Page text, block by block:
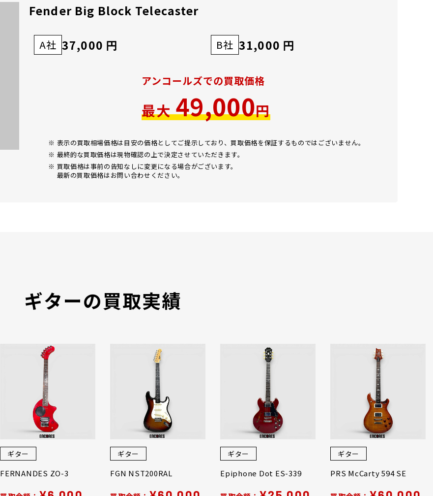
Fender Big Block Telecaster
A社 37,000 円 B社 31,000 円
アンコールズでの買取価格
最大 49,000円
※ 表示の買取相場価格は目安の価格としてご提示しており、買取価格を保証するものではございません。
※ 最終的な買取価格は現物確認の上で決定させていただきます。
※ 買取価格は事前の告知なしに変更になる場合がございます。
最新の買取価格はお問い合わせください。
ギターの買取実績
ギター
FERNANDES ZO-3
ギター
FGN NST200RAL
ギター
Epiphone Dot ES-339
ギター
PRS McCarty 594 SE